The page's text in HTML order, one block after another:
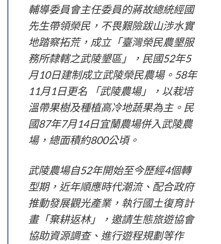
輔導委員會主任委員的蔣故總統經國
先生帶領榮民，不畏艱險跋山涉水實
地踏察拓荒，成立「臺灣榮民農墾服
務所隸轄之武陵墾區」，民國52年5
月10日建制成立武陵榮民農場。58年
11月1日更名 「武陵農場」，以栽培
溫帶果樹及種植高冷地蔬果為主。民
國87年7月14日宜蘭農場併入武陵農
場，總面積約800公頃。
武陵農場自52年開始至今歷經4個轉
型期，近年順應時代潮流、配合政府
推動發展觀光產業，執行國土復育計
畫「棄耕返林」，邀請生態旅遊協會
協助資源調查、進行遊程規劃等作